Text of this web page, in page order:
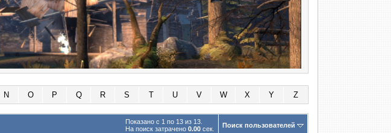
N O P Q R S T U V W X Y Z
Показано с 1 по 13 из 13.
На поиск затрачено 0.00 сек. Поиск пользователей